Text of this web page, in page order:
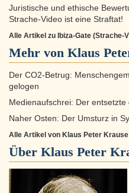
Juristische und ethische
Strache-Video ist eine Straftat!
Alle Artikel zu Ibiza-Gate (Strache-
Mehr von Klaus
Der CO2-Betrug:
gelogen
Medienaufschrei: Der
Naher Osten: Der Umsturz in
Alle Artikel von Klaus Peter Krause
Über Klaus Peter